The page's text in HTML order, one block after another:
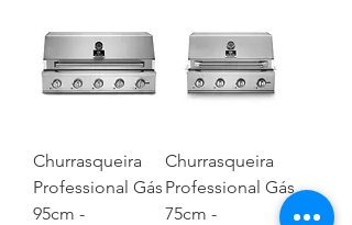
Churrasqueira
Professional Gás
95cm -
Churrasqueira
Professional Gás
75cm -